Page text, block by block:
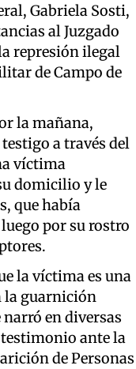
Gabriela Sosti,
al Juzgado
represión ilegal
de Campo de
la mañana,
a través del
víctima
domicilio y le
que había
por su rostro
la víctima es una
la guarnición
en diversas
ante la
de Personas